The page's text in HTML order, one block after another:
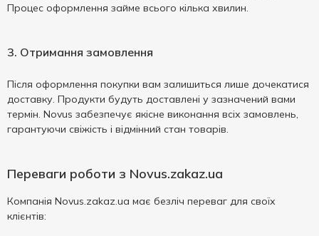
Процес оформлення займе всього кілька хвилин.
3. Отримання замовлення
Після оформлення покупки вам залишиться лише дочекатися
доставку. Продукти будуть доставлені у зазначений вами
термін. Novus забезпечує якісне виконання всіх замовлень,
гарантуючи свіжість і відмінний стан товарів.
Переваги роботи з Novus.zakaz.ua
Компанія Novus.zakaz.ua має безліч переваг для своїх
клієнтів: